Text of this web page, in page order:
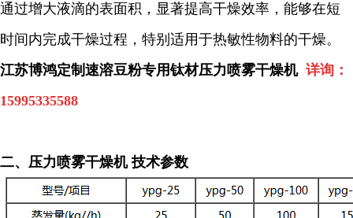
通过增大液滴的表面积，显著提高干燥效率，能够在短
时间内完成干燥过程，特别适用于热敏性物料的干燥。
江苏博鸿定制速溶豆粉专用钛材压力喷雾干燥机 详询：
15995335588
二、压力喷雾干燥机 技术参数